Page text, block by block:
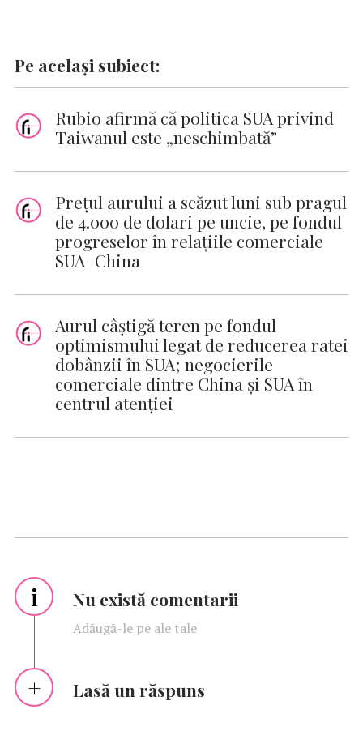
Pe același subiect:
Rubio afirmă că politica SUA privind
Taiwanul este „neschimbată”
Preţul aurului a scăzut luni sub pragul
de 4.000 de dolari pe uncie, pe fondul
progreselor în relaţiile comerciale
SUA–China
Aurul câștigă teren pe fondul
optimismului legat de reducerea ratei
dobânzii în SUA; negocierile
comerciale dintre China și SUA în
centrul atenției
i Nu există comentarii
Adăugă-le pe ale tale
Lasă un răspuns